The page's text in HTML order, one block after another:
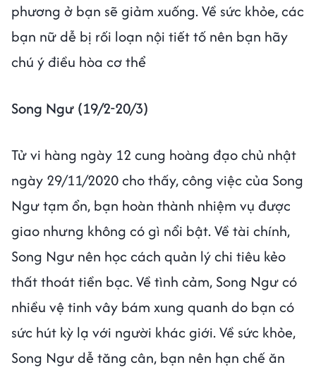
phương ở bạn sẽ giảm xuống. Về sức khỏe, các
bạn nữ dễ bị rối loạn nội tiết tố nên bạn hãy
chú ý điều hòa cơ thể
Song Ngư (19/2-20/3)
Tử vi hàng ngày 12 cung hoàng đạo chủ nhật
ngày 29/11/2020 cho thấy, công việc của Song
Ngư tạm ổn, bạn hoàn thành nhiệm vụ được
giao nhưng không có gì nổi bật. Về tài chính,
Song Ngư nên học cách quản lý chi tiêu kẻo
thất thoát tiền bạc. Về tình cảm, Song Ngư có
nhiều vệ tinh vây bám xung quanh do bạn có
sức hút kỳ lạ với người khác giới. Về sức khỏe,
Song Ngư dễ tăng cân, bạn nên hạn chế ăn